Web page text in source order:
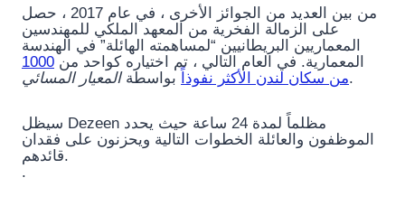
من بين العديد من الجوائز الأخرى ، في عام 2017 ، حصل
على الزمالة الفخرية من المعهد الملكي للمهندسين
المعماريين البريطانيين “لمساهمته الهائلة” في الهندسة
المعمارية. في العام التالي ، تم اختياره كواحد من 1000
من سكان لندن الأكثر نفوذاً
بواسطةالمعيار المسائي .
سيظل Dezeen مظلماً لمدة 24 ساعة حيث يحدد
الموظفون والعائلة الخطوات التالية ويحزنون على فقدان
قائدهم.
.